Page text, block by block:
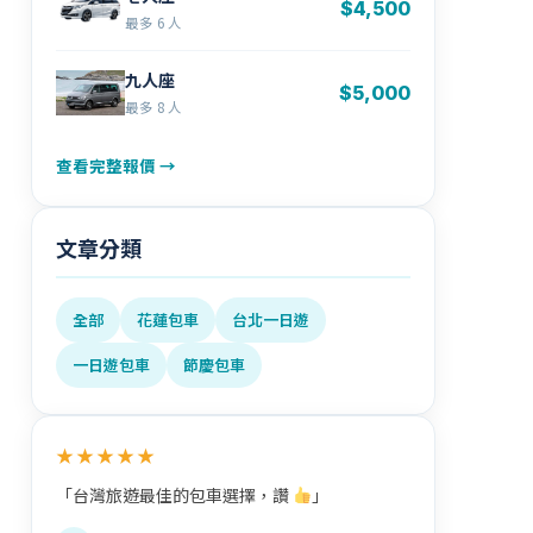
最多 6 人
$4,500
九人座
最多 8 人
$5,000
查看完整報價 →
文章分類
全部 花蓮包車
台北一日遊
一日遊包車
節慶包車
★★★★★
「台灣旅遊最佳的包車選擇，讚 」